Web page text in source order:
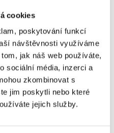
cookies
poskytování funkcí
návštěvnosti využíváme
jak náš web používáte,
sociální média, inzerci a
zkombinovat s
jim poskytli nebo které
jejich služby.
kteří již zahájili specializační
včetně, přihlášky
do výběrového řízení.
Vrchlabí, s.r.o. Na
00 Praha 1.
místa nelékaři 2025
řízení: